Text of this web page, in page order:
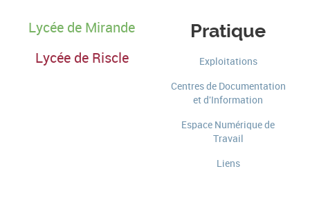
Lycée de Mirande
Lycée de Riscle
Pratique
Exploitations
Centres de Documentation
et d'Information
Espace Numérique de
Travail
Liens